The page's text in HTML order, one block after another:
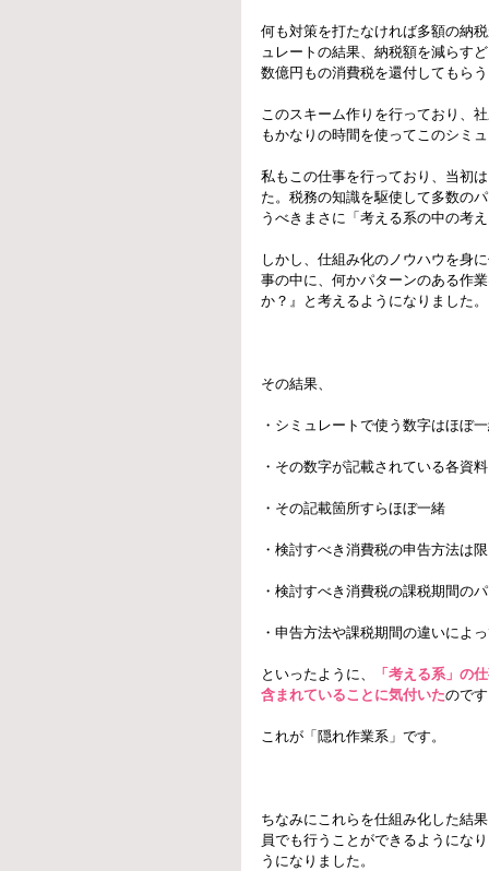
何も対策を打たなければ多額の納
ュレートの結果、納税額を減らす
数億円もの消費税を還付してもら
このスキーム作りを行っており、
もかなりの時間を使ってこのシミ
私もこの仕事を行っており、当初
た。税務の知識を駆使して多数の
うべきまさに「考える系の中の考
しかし、仕組み化のノウハウを身
事の中に、何かパターンのある作
か？』と考えるようになりました。
その結果、
・シミュレートで使う数字はほぼ
・その数字が記載されている各資
・その記載箇所すらほぼ一緒
・検討すべき消費税の申告方法は
・検討すべき消費税の課税期間の
・申告方法や課税期間の違いによ
といったように、
「考える系」の
含まれていることに気付いたので
これが「隠れ作業系」です。
ちなみにこれらを仕組み化した結
員でも行うことができるようにな
うになりました。